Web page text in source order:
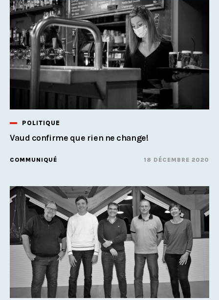
POLITIQUE
Vaud confirme que rien ne change!
COMMUNIQUÉ 18 DÉCEMBRE 2020